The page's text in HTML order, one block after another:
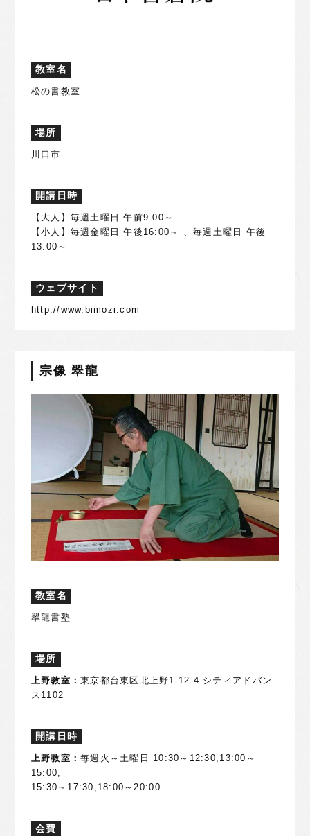
教室名
松の書教室
場所
川口市
開講日時
【大人】毎週土曜日 午前9:00～
【小人】毎週金曜日 午後16:00～ 、毎週土曜日 午後
13:00～
ウェブサイト
http://www.bimozi.com
宗像 翠龍
教室名
翠龍書塾
場所
上野教室：東京都台東区北上野1-12-4 シティアドバン
ス1102
開講日時
上野教室：毎週火～土曜日 10:30～12:30,13:00～
15:00,
15:30～17:30,18:00～20:00
会費